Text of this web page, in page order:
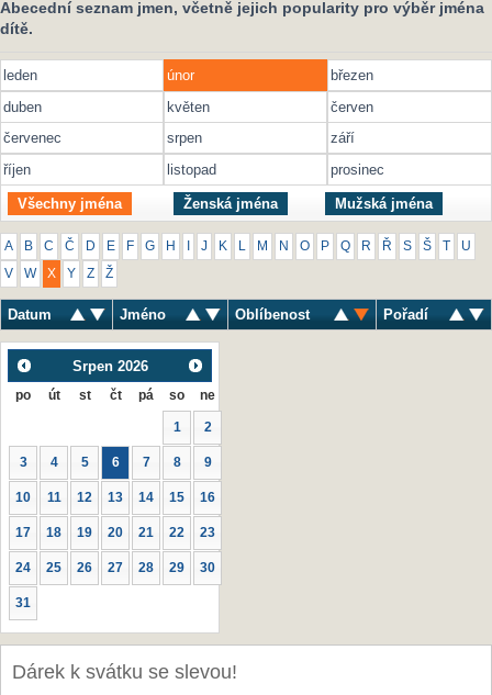
Abecední seznam jmen, včetně jejich popularity pro výběr jména
dítě.
leden únor
březen
duben
květen
červen
červenec
srpen
září
říjen
listopad prosinec
Všechny jména Ženská jména Mužská jména
A B C Č D E F G H J K M N O P Q R Ř S Š U
V W X Y Z Ž
Datum Jméno Oblíbenost Pořadí
Srpen 2026
po út st čt pá so ne
1 2
3 4 5 6 7 8 9
10 11 12 13 14 15 16
17 18 19 20 21 22 23
24 25 26 27 28 29 30
31
Dárek k svátku se slevou!